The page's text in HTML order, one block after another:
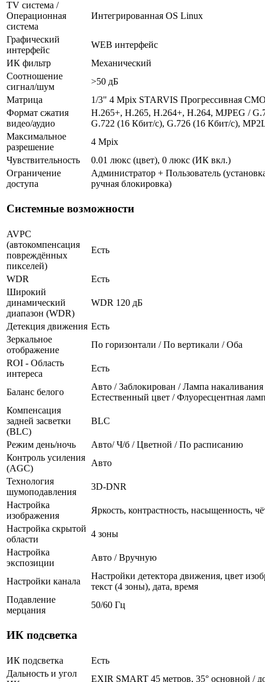
TV система /
Операционная
система
Интегрированная OS Linux
Графический
интерфейс
WEB интерфейс
ИК фильтр
Механический
Соотношение
сигнал/шум
>50 дБ
Матрица
1/3" 4 Mpix STARVIS Прогрессивная
Формат сжатия
видео/аудио
H.265+, H.265, H.264+, H.264, MJPEG /
G.722 (16 Кбит/с), G.726 (16 Кбит/с),
Максимальное
разрешение
4 Mpix
Чувствительность
0.01 люкс (цвет), 0 люкс (ИК вкл.)
Ограничение
доступа
Администратор + Пользователь
ручная блокировка)
Системные возможности
AVPC
(автокомпенсация
повреждённых
пикселей)
Есть
WDR
Есть
Широкий
динамический
диапазон (WDR)
WDR 120 дБ
Детекция движения Есть
Зеркальное
отображение
По горизонтали / По вертикали / Оба
ROI - Область
интереса
Есть
Баланс белого
Авто / Заблокирован / Лампа
Естественный цвет / Флуоресцентная
Компенсация
задней засветки
(BLC)
BLC
Режим день/ночь
Авто/ Ч/б / Цветной / По расписанию
Контроль усиления
(AGC)
Авто
Технология
шумоподавления
3D-DNR
Настройка
изображения
Яркость, контрастность, насыщенность,
Настройка скрытой
области
4 зоны
Настройка
экспозиции
Авто / Вручную
Настройки канала
Настройки детектора движения, цвет
текст (4 зоны), дата, время
Подавление
мерцания
50/60 Гц
ИК подсветка
ИК подсветка
Есть
Дальность и угол
EXIR SMART 45 метров, 35° основной /